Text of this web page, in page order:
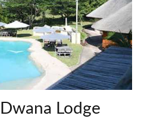
Lodge